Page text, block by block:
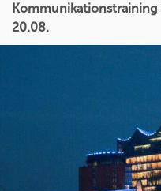
Kommunikationstraining
20.08.